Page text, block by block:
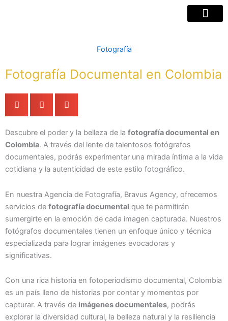
Fotografía
Fotografía Documental en Colombia
Descubre el poder y la belleza de la fotografía documental en
Colombia. A través del lente de talentosos fotógrafos
documentales, podrás experimentar una mirada íntima a la vida
cotidiana y la autenticidad de este estilo fotográfico.
En nuestra Agencia de Fotografía, Bravus Agency, ofrecemos
servicios de fotografía documental que te permitirán
sumergirte en la emoción de cada imagen capturada. Nuestros
fotógrafos documentales tienen un enfoque único y técnica
especializada para lograr imágenes evocadoras y
significativas.
Con una rica historia en fotoperiodismo documental, Colombia
es un país lleno de historias por contar y momentos por
capturar. A través de imágenes documentales, podrás
explorar la diversidad cultural, la belleza natural y la resiliencia